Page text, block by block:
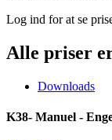
Log ind for at se
Alle priser
Downloads
K38- Manuel -